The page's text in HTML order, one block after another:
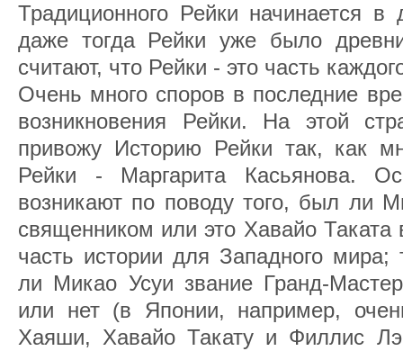
Традиционного Рейки начинается в
даже тогда Рейки уже было
считают, что Рейки - это часть
Очень много споров в последние
возникновения Рейки. На этой
привожу Историю Рейки так, как
Рейки - Маргарита Касьянова.
возникают по поводу того, был ли
священником или это Хавайо Таката
часть истории для Западного
ли Микао Усуи звание Гранд-
или нет (в Японии, например,
Хаяши, Хавайо Такату и Филлис